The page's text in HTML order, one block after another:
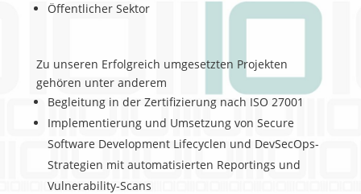
Öffentlicher Sektor
Zu unseren Erfolgreich umgesetzten Projekten
gehören unter anderem
Begleitung in der Zertifizierung nach ISO 27001
Implementierung und Umsetzung von Secure
Software Development Lifecyclen und DevSecOps-
Strategien mit automatisierten Reportings und
Vulnerability-Scans